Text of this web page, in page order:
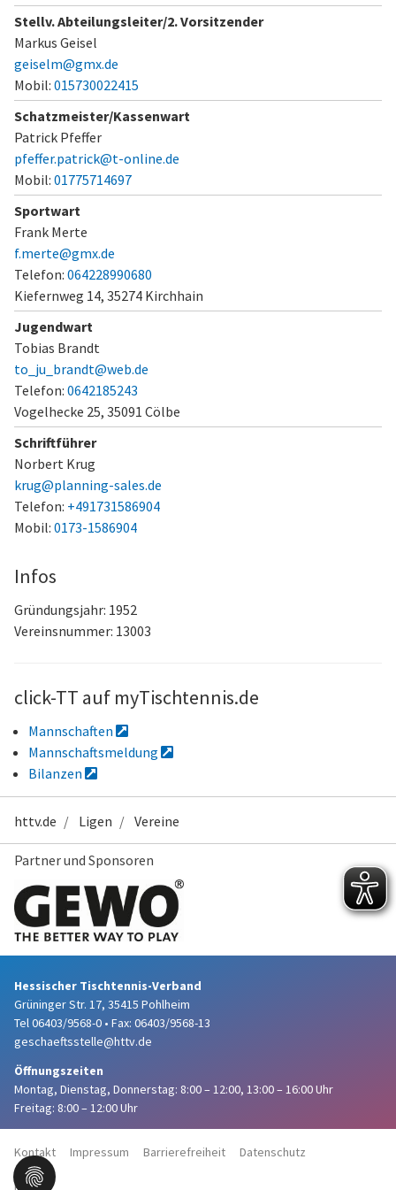
Stellv. Abteilungsleiter/2. Vorsitzender
Markus Geisel
geiselm@gmx.de
Mobil: 015730022415
Schatzmeister/Kassenwart
Patrick Pfeffer
pfeffer.patrick@t-online.de
Mobil: 01775714697
Sportwart
Frank Merte
f.merte@gmx.de
Telefon: 064228990680
Kiefernweg 14, 35274 Kirchhain
Jugendwart
Tobias Brandt
to_ju_brandt@web.de
Telefon: 0642185243
Vogelhecke 25, 35091 Cölbe
Schriftführer
Norbert Krug
krug@planning-sales.de
Telefon: +491731586904
Mobil: 0173-1586904
Infos
Gründungsjahr: 1952
Vereinsnummer: 13003
click-TT auf myTischtennis.de
Mannschaften
Mannschaftsmeldung
Bilanzen
httv.de Ligen Vereine
Partner und Sponsoren
Hessischer Tischtennis-Verband
Grüninger Str. 17, 35415 Pohlheim
Tel 06403/9568-0 • Fax: 06403/9568-13
geschaeftsstelle@httv.de
Öffnungszeiten
Montag, Dienstag, Donnerstag: 8:00 – 12:00, 13:00 – 16:00 Uhr
Freitag: 8:00 – 12:00 Uhr
Kontakt Impressum Barrierefreiheit Datenschutz